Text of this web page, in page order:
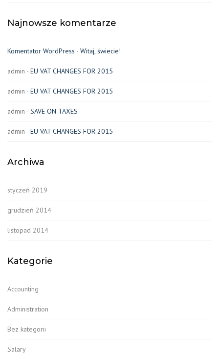
Najnowsze komentarze
Komentator WordPress - Witaj, świecie!
admin - EU VAT CHANGES FOR 2015
admin - EU VAT CHANGES FOR 2015
admin - SAVE ON TAXES
admin - EU VAT CHANGES FOR 2015
Archiwa
styczeń 2019
grudzień 2014
listopad 2014
Kategorie
Accounting
Administration
Bez kategorii
Salary